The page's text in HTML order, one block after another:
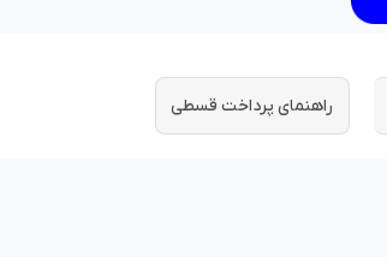
راهنمای پرداخت قسطی